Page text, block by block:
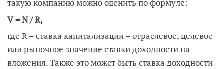
такую компанию можно оценить по формуле:
V = N / R,
где R – ставка капитализации – отраслевое, целевое
или рыночное значение ставки доходности на
вложения. Также это может быть ставка доходности